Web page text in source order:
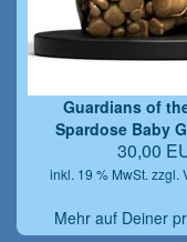
Guardians of
Spardose Baby
30,00
inkl. 19 % MwSt. zzgl.
Mehr auf Deiner